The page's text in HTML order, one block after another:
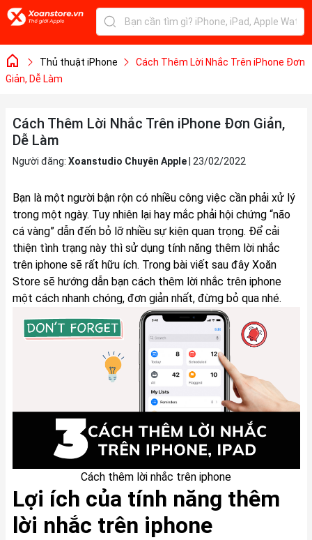
Thủ thuật iPhone
Cách Thêm Lời Nhắc Trên iPhone Đơn
Giản, Dễ Làm
Cách Thêm Lời Nhắc Trên iPhone Đơn Giản,
Dễ Làm
Người đăng: Xoanstudio Chuyên Apple| 23/02/2022
Bạn là một người bận rộn có nhiều công việc cần phải xử lý
trong một ngày. Tuy nhiên lại hay mắc phải hội chứng “não
cá vàng” dẫn đến bỏ lỡ nhiều sự kiện quan trọng. Để cải
thiện tình trạng này thì sử dụng tính năng thêm lời nhắc
trên iphone sẽ rất hữu ích. Trong bài viết sau đây Xoăn
Storesẽ hướng dẫn bạn cách thêm lời nhắc trên iphone
một cách nhanh chóng, đơn giản nhất, đừng bỏ qua nhé.
Cách thêm lời nhắc trên iphone
Lợi ích của tính năng thêm
lời nhắc trên iphone